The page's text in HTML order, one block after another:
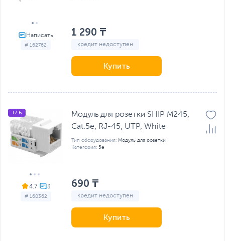
# 162762
1 290 ₸
кредит недоступен
Купить
4.7
# 160362
+7 Б
Модуль для розетки SHIP M245,
Cat.5e, RJ-45, UTP, White
Тип оборудования: Модуль для розетки
Категория: 5e
690 ₸
кредит недоступен
Купить